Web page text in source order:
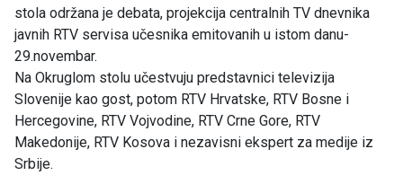
stola održana je debata, projekcija centralnih TV dnevnika
javnih RTV servisa učesnika emitovanih u istom danu-
29.novembar.
Na Okruglom stolu učestvuju predstavnici televizija
Slovenije kao gost, potom RTV Hrvatske, RTV Bosne i
Hercegovine, RTV Vojvodine, RTV Crne Gore, RTV
Makedonije, RTV Kosova i nezavisni ekspert za medije iz
Srbije.